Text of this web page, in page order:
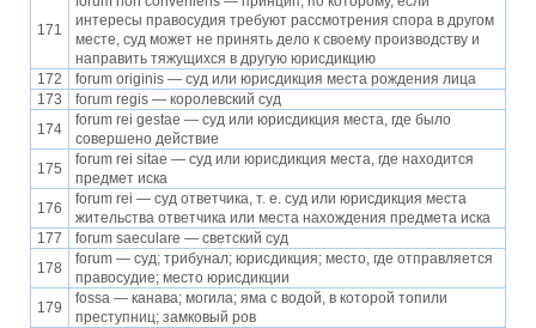
171
интересы правосудия требуют рассмотрения спора в другом
месте, суд может не принять дело к своему производству и
направить тяжущихся в другую юрисдикцию
172
forum originis — суд или юрисдикция места рождения лица
173
forum regis — королевский суд
174
forum rei gestae — суд или юрисдикция места, где было
совершено действие
175
forum rei sitae — суд или юрисдикция места, где находится
предмет иска
176
forum rei — суд ответчика, т. е. суд или юрисдикция места
жительства ответчика или места нахождения предмета иска
177
forum saeculare — светский суд
178
forum — суд; трибунал; юрисдикция; место, где отправляется
правосудие; место юрисдикции
179
fossa — канава; могила; яма с водой, в которой топили
преступниц; замковый ров